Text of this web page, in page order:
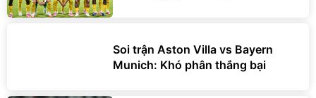
Soi trận Aston Villa vs Bayern
Munich: Khó phân thắng bại